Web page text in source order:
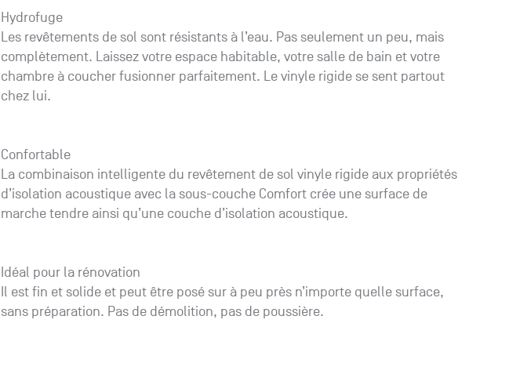
Hydrofuge
Les revêtements de sol sont résistants à l’eau. Pas seulement un peu, mais
complètement. Laissez votre espace habitable, votre salle de bain et votre
chambre à coucher fusionner parfaitement. Le vinyle rigide se sent partout
chez lui.
Confortable
La combinaison intelligente du revêtement de sol vinyle rigide aux propriétés
d’isolation acoustique avec la sous-couche Comfort crée une surface de
marche tendre ainsi qu’une couche d’isolation acoustique.
Idéal pour la rénovation
Il est fin et solide et peut être posé sur à peu près n’importe quelle surface,
sans préparation. Pas de démolition, pas de poussière.